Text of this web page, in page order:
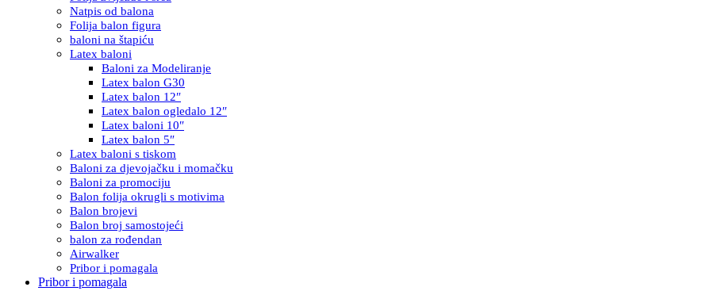
Natpis od balona
Folija balon figura
baloni na štapiću
Latex baloni
Baloni za Modeliranje
Latex balon G30
Latex balon 12″
Latex balon ogledalo 12″
Latex baloni 10″
Latex balon 5″
Latex baloni s tiskom
Baloni za djevojačku i momačku
Baloni za promociju
Balon folija okrugli s motivima
Balon brojevi
Balon broj samostojeći
balon za rođendan
Airwalker
Pribor i pomagala
Pribor i pomagala